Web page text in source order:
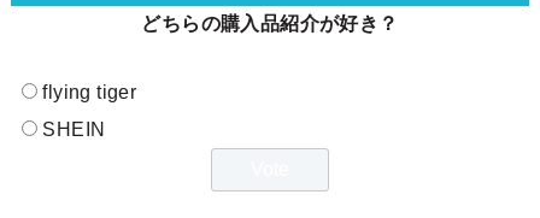
どちらの購入品紹介が好き？
flying tiger
SHEIN